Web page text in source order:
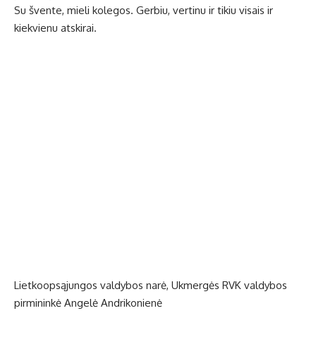
Su švente, mieli kolegos. Gerbiu, vertinu ir tikiu visais ir
kiekvienu atskirai.
Lietkoopsąjungos valdybos narė, Ukmergės RVK valdybos
pirmininkė Angelė Andrikonienė